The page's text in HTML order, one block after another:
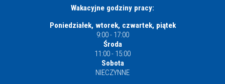
Wakacyjne godziny pracy:
Poniedziałek, wtorek, czwartek, piątek
9:00 - 17:00
Środa
11:00 - 15:00
Sobota
NIECZYNNE